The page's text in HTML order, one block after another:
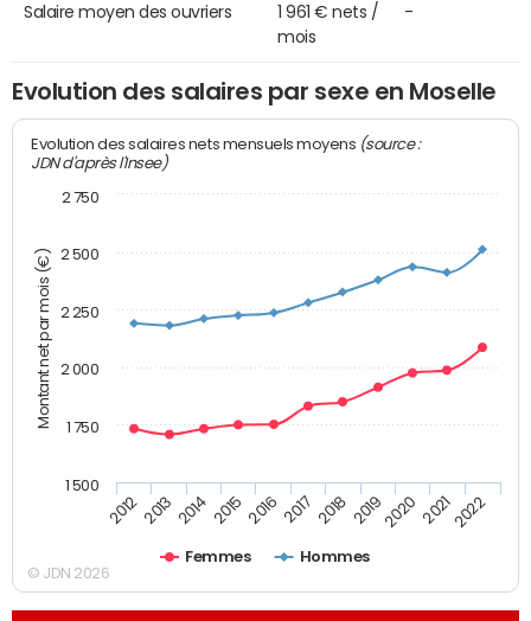
Salaire moyen des ouvriers
1 961 € nets /
mois
-
Evolution des salaires par sexe en Moselle
Montant net par mois (€)
Evolution des salaires nets mensuels moyens (source :
JDN d'après l'Insee)
Femmes Hommes
2012 2013 2014 2015 2016 2017 2018 20192020 20212022
1 500
1 750
2 000
2 250
2 500
2 750
© JDN 2026